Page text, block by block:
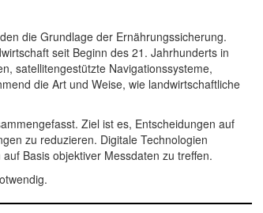
die Grundlage der Ernährungssicherung.
seit Beginn des 21. Jahrhunderts in
satellitengestützte Navigationssysteme,
die Art und Weise, wie landwirtschaftliche
Ziel ist es, Entscheidungen auf
zu reduzieren. Digitale Technologien
Basis objektiver Messdaten zu treffen.